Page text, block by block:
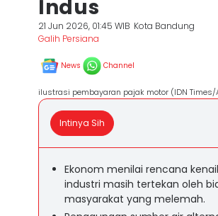
Indus
21 Jun 2026, 01:45 WIB Kota Bandung
Galih Persiana
News Channel
ilustrasi pembayaran pajak motor (IDN Times/
Intinya Sih
Ekonom menilai rencana
industri masih tertekan oleh
masyarakat yang melemah.